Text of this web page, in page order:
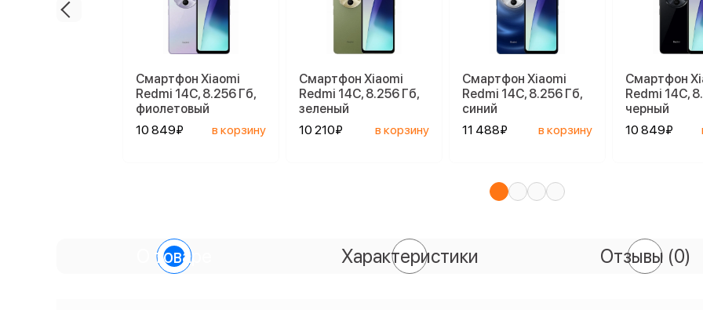
Смартфон Xiaomi
Redmi 14C, 8.256 Гб,
фиолетовый
10 849₽
в корзину
Смартфон Xiaomi
Redmi 14C, 8.256 Гб,
зеленый
10 210₽
в корзину
Смартфон Xiaomi
Redmi 14C, 8.256 Гб,
синий
11 488₽
в корзину
Смартфон
Redmi 14C,
черный
10 849₽
О товаре Характеристики Отзывы (0)